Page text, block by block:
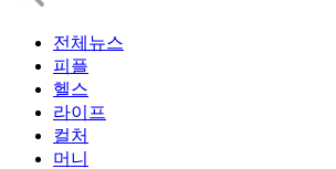
전체뉴스
피플
헬스
라이프
컬처
머니